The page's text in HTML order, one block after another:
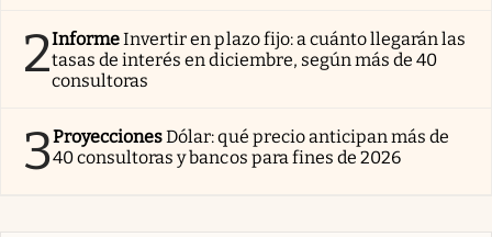
2InformeInvertir en plazo fijo: a cuánto llegarán las
tasas de interés en diciembre, según más de 40
consultoras
3ProyeccionesDólar: qué precio anticipan más de
40 consultoras y bancos para fines de 2026